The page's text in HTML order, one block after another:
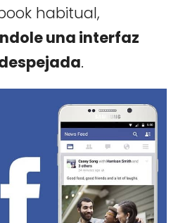
habitual,
una interfaz
.